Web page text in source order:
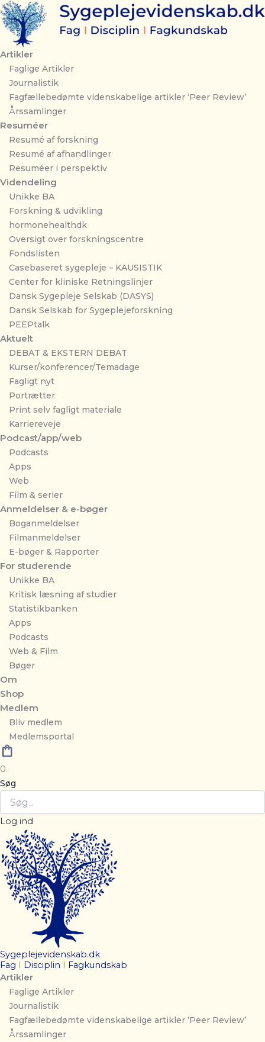
Gå
til
indholdet
Artikler
Faglige Artikler
Journalistik
Fagfællebedømte videnskabelige artikler ‘Peer Review’
Årssamlinger
Resuméer
Resumé af forskning
Resumé af afhandlinger
Resuméer i perspektiv
Videndeling
Unikke BA
Forskning & udvikling
hormonehealthdk
Oversigt over forskningscentre
Fondslisten
Casebaseret sygepleje – KAUSISTIK
Center for kliniske Retningslinjer
Dansk Sygepleje Selskab (DASYS)
Dansk Selskab for Sygeplejeforskning
PEEPtalk
Aktuelt
DEBAT & EKSTERN DEBAT
Kurser/konferencer/Temadage
Fagligt nyt
Portrætter
Print selv fagligt materiale
Karriereveje
Podcast/app/web
Podcasts
Apps
Web
Film & serier
Anmeldelser & e-bøger
Boganmeldelser
Filmanmeldelser
E-bøger & Rapporter
For studerende
Unikke BA
Kritisk læsning af studier
Statistikbanken
Apps
Podcasts
Web & Film
Bøger
Om
Shop
Medlem
Bliv medlem
Medlemsportal
0
Søg
Log ind
Sygeplejevidenskab.dk
Fag
Disciplin Fagkundskab
Artikler
Faglige Artikler
Journalistik
Fagfællebedømte videnskabelige artikler ‘Peer Review’
Årssamlinger